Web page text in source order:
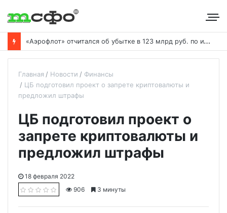
«
Аэрофлот» отчитался об убытке в 123 млрд руб. по итогам года пандемии
Главная Новости
Финансы
ЦБ подготовил проект о запрете криптовалюты и
предложил штрафы
ЦБ подготовил проект о
запрете криптовалюты и
предложил штрафы
18 февраля 2022
906
3 минуты